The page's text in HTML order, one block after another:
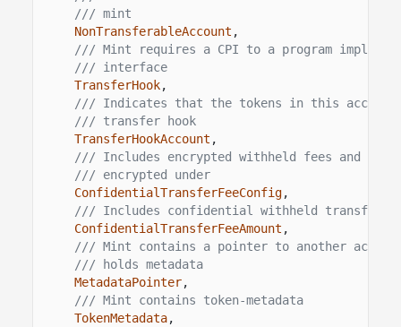
/// mint
NonTransferableAccount ,
/// Mint requires a CPI to a program
/// interface
TransferHook,
/// Indicates that the tokens in this account
/// transfer hook
TransferHookAccount ,
/// Includes encrypted withheld fees and
/// encrypted under
ConfidentialTransferFeeConfig,
/// Includes confidential withheld transfer
ConfidentialTransferFeeAmount ,
/// Mint contains a pointer to another
/// holds metadata
MetadataPointer,
/// Mint contains token-metadata
TokenMetadata,